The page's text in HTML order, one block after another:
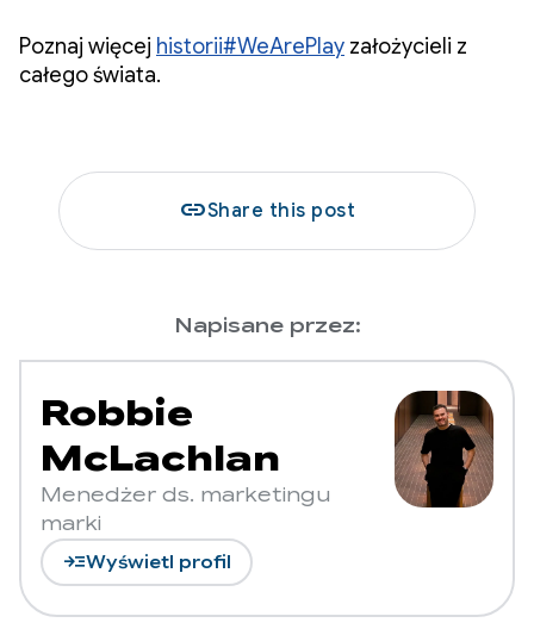
Poznaj więcej historii#WeArePlay założycieli z
całego świata.
linkShare this post
Napisane przez:
Robbie
McLachlan
Menedżer ds. marketingu
marki
read_moreWyświetl profil